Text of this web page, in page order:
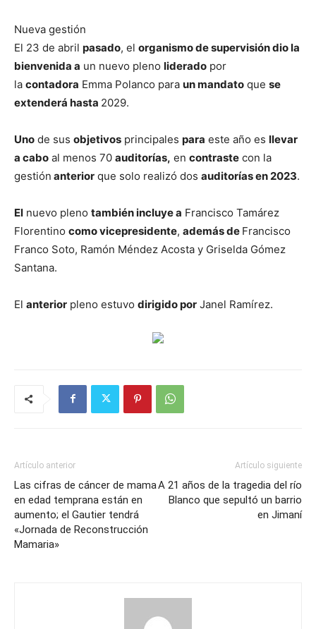
Nueva gestión
El 23 de abril pasado, el organismo de supervisión dio la
bienvenida a un nuevo pleno liderado por
la contadora Emma Polanco para un mandato que se
extenderá hasta 2029.
Uno de sus objetivos principales para este año es llevar
a cabo al menos 70 auditorías, en contraste con la
gestión anterior que solo realizó dos auditorías en 2023.
El nuevo pleno también incluye a Francisco Tamárez
Florentino como vicepresidente, además de Francisco
Franco Soto, Ramón Méndez Acosta y Griselda Gómez
Santana.
El anterior pleno estuvo dirigido por Janel Ramírez.
Artículo anterior
Las cifras de cáncer de mama
en edad temprana están en
aumento; el Gautier tendrá
«Jornada de Reconstrucción
Mamaria»
Artículo siguiente
A 21 años de la tragedia del río
Blanco que sepultó un barrio
en Jimaní